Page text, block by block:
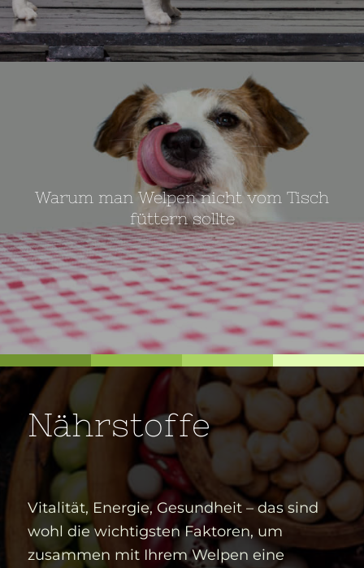
Warum man Welpen nicht vom Tisch
füttern sollte
Nährstoffe
Vitalität, Energie, Gesundheit – das sind
wohl die wichtigsten Faktoren, um
zusammen mit Ihrem Welpen eine